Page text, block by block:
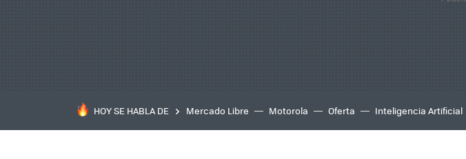
HOY SE HABLA DE Mercado Libre Motorola Oferta Inteligencia Artificial